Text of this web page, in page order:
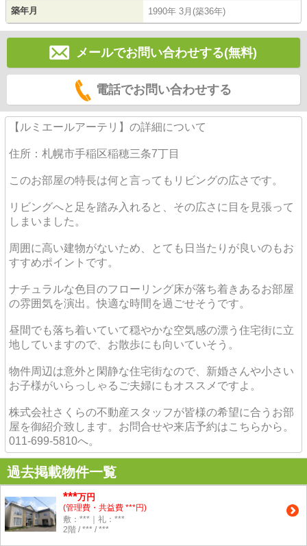
築年月 1990年 3月(築36年)
メールでお問い合わせする(無料)
電話でお問い合わせする
【ルミエールアーテリ】の詳細について
住所：札幌市手稲区稲穂三条7丁目
このお部屋の特長は何と言ってもリビングの広さです。
リビングへと足を踏み入れると、その広さに目を見張って
しまいました。
周囲に高い建物がないため、とても日当たりが良いのもお
すすめポイントです。
ナチュラルな色目のフローリング床が落ち着きあるお部屋
の雰囲気を演出。快適な時間を過ごせそうです。
昼間でも落ち着いていて穏やかな空気感の漂う住宅街に立
地していますので、お散歩にも向いていそう。
物件周辺は意外と閑静な住宅街なので、新婚さんや小さい
お子様がいらっしゃるご夫婦にもオススメですよ。
株式会社さくらの不動産スタッフが皆様の希望に合うお部
屋を御紹介致します。お問合せや来店予約はこちらから。
011-699-5810へ。
過去掲載物件一覧
***万円
(管理費・共益費 ***円)
敷：***｜礼：***
2階 / *** / ***